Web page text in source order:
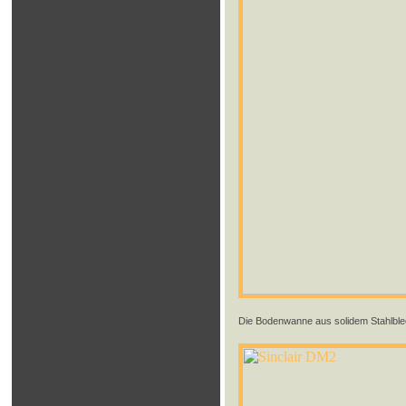
Die Bodenwanne aus solidem